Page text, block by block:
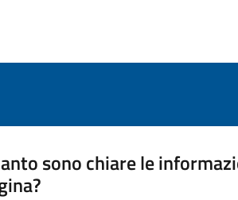
sono chiare le